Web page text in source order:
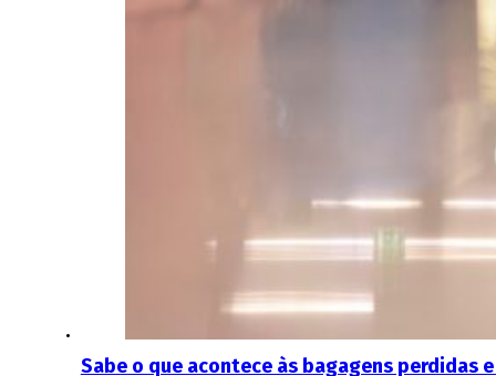
Sabe o que acontece às bagagens perdidas